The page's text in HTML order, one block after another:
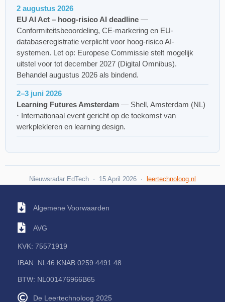
2 augustus 2026
EU AI Act – hoog-risico AI deadline —
Conformiteitsbeoordeling, CE-markering en EU-
databaseregistratie verplicht voor hoog-risico AI-
systemen. Let op: Europese Commissie stelt mogelijk
uitstel voor tot december 2027 (Digital Omnibus).
Behandel augustus 2026 als bindend.
2–3 juni 2026
Learning Futures Amsterdam — Shell, Amsterdam (NL)
· Internationaal event gericht op de toekomst van
werkplekleren en learning design.
Nieuwsradar EdTech · 15 April 2026 · leertechnoloog.nl
Algemene Voorwaarden
AVG
KVK: 75571919
IBAN: NL46 KNAB 0259 4491 48
BTW: NL001476966B65
De Leertechnoloog 2025